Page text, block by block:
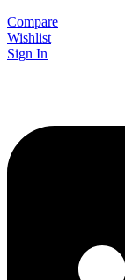
Compare
Wishlist
Sign In